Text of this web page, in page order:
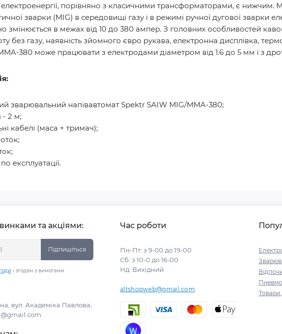
порівняно з класичними трансформаторами, є
зварки (MIG) в середовищі газу і в режимі ручної дугової зварки
змінюється в межах від 10 до 380 ампер. З головних особливостей
без газу, наявність зйомного євро рукава, електронна диcплівка,
380 може працювати з електродами діаметром від 1.6 до 5 мм і з
зварювальний напівавтомат Spektr SAIW MIG/MMA-380;
- 2 м;
кабелі (маса + тримач);
експлуатації.
та акціями:
Підпишіться
і згоден з вимогами
вул. Академіка Павлова,
Час роботи
Пн-Пт: з 9-00 до 19-00
Сб: з 10-0 до 16-00
Нд: Вихідний
altshopweb@gmail.com
Товари